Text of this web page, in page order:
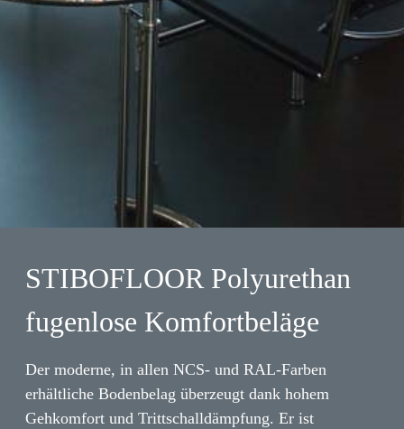
STIBOFLOOR Polyurethan
fugenlose Komfortbeläge
Der moderne, in allen NCS- und RAL-Farben
erhältliche Bodenbelag überzeugt dank hohem
Gehkomfort und Trittschalldämpfung. Er ist